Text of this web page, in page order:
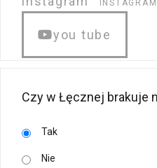
INSTAGRAM
you tube
Czy w Łęcznej brakuje
Tak
Nie